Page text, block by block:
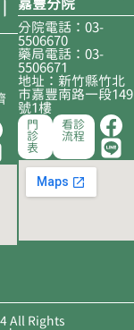
嘉豐分院
分院電話：03-
5506670
藥局電話：03-
5506671
地址：新竹縣竹北
市嘉豐南路一段149
號1樓
門
診
表
看診
流程
All Rights